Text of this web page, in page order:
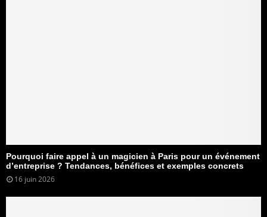
Pourquoi faire appel à un magicien à Paris pour un événement
d’entreprise ? Tendances, bénéfices et exemples concrets
16 juin 2026